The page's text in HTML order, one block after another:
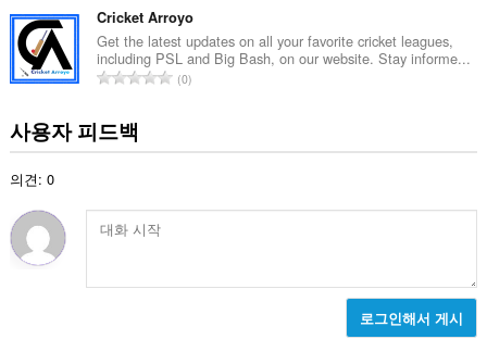
급
수
:
Cricket Arroyo
Get the latest updates on all your favorite cricket leagues,
including PSL and Big Bash, on our website. Stay informe...
총
0
사용자 피드백
의견: 0
로그인해서 게시